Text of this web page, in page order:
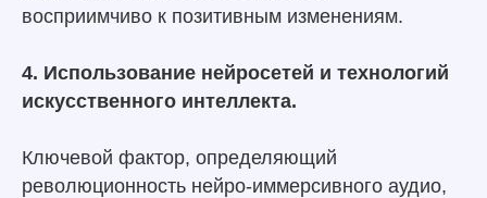
восприимчиво к позитивным изменениям.
4. Использование нейросетей и технологий
искусственного интеллекта.
Ключевой фактор, определяющий
революционность нейро-иммерсивного аудио,